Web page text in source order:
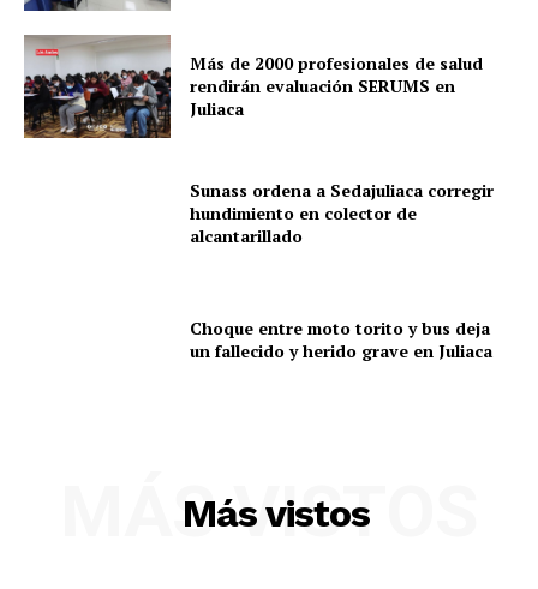
Más de 2000 profesionales de salud
rendirán evaluación SERUMS en
Juliaca
Sunass ordena a Sedajuliaca corregir
hundimiento en colector de
alcantarillado
Choque entre moto torito y bus deja
un fallecido y herido grave en Juliaca
Más vistos
MÁS VISTOS